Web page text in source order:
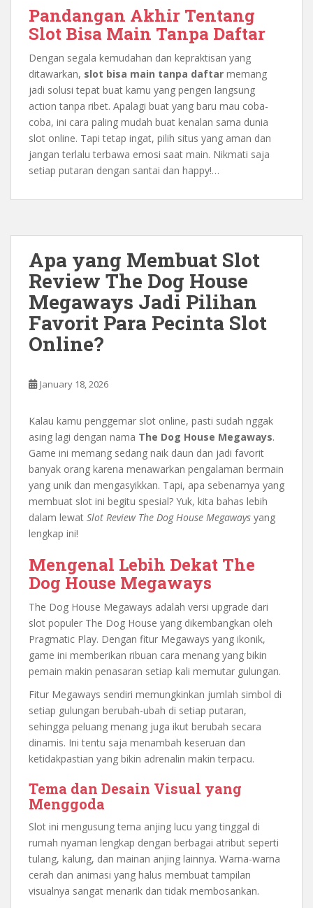
Pandangan Akhir Tentang
Slot Bisa Main Tanpa Daftar
Dengan segala kemudahan dan kepraktisan yang
ditawarkan, slot bisa main tanpa daftar memang
jadi solusi tepat buat kamu yang pengen langsung
action tanpa ribet. Apalagi buat yang baru mau coba-
coba, ini cara paling mudah buat kenalan sama dunia
slot online. Tapi tetap ingat, pilih situs yang aman dan
jangan terlalu terbawa emosi saat main. Nikmati saja
setiap putaran dengan santai dan happy!…
Apa yang Membuat Slot
Review The Dog House
Megaways Jadi Pilihan
Favorit Para Pecinta Slot
Online?
January 18, 2026
Kalau kamu penggemar slot online, pasti sudah nggak
asing lagi dengan nama The Dog House Megaways.
Game ini memang sedang naik daun dan jadi favorit
banyak orang karena menawarkan pengalaman bermain
yang unik dan mengasyikkan. Tapi, apa sebenarnya yang
membuat slot ini begitu spesial? Yuk, kita bahas lebih
dalam lewat Slot Review The Dog House Megaways yang
lengkap ini!
Mengenal Lebih Dekat The
Dog House Megaways
The Dog House Megaways adalah versi upgrade dari
slot populer The Dog House yang dikembangkan oleh
Pragmatic Play. Dengan fitur Megaways yang ikonik,
game ini memberikan ribuan cara menang yang bikin
pemain makin penasaran setiap kali memutar gulungan.
Fitur Megaways sendiri memungkinkan jumlah simbol di
setiap gulungan berubah-ubah di setiap putaran,
sehingga peluang menang juga ikut berubah secara
dinamis. Ini tentu saja menambah keseruan dan
ketidakpastian yang bikin adrenalin makin terpacu.
Tema dan Desain Visual yang
Menggoda
Slot ini mengusung tema anjing lucu yang tinggal di
rumah nyaman lengkap dengan berbagai atribut seperti
tulang, kalung, dan mainan anjing lainnya. Warna-warna
cerah dan animasi yang halus membuat tampilan
visualnya sangat menarik dan tidak membosankan.